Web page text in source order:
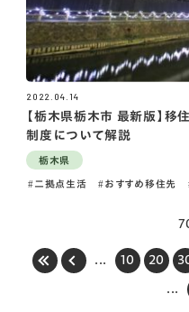
2022.04.14
【栃木県栃木市 最新版】
制度について解説
栃木県
二拠点生活 おすすめ移住先
... 10 20
...